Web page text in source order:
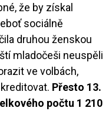
že by získal
sociálně
druhou ženskou
mladočeši neuspěli
ve volbách,
Přesto 13.
počtu 1 210